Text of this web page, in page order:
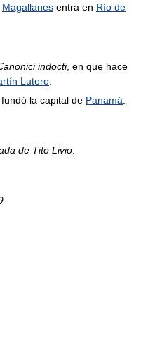
Magallanes entra en Río de
indocti, en que hace
Lutero
fundó la capital de Panamá
de Tito Livio